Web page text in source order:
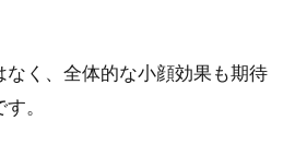
なく、全体的な小顔効果も期待
。